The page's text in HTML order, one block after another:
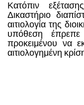
Κατόπιν
Δικαστήριο
αιτιολογία της
υπόθεση έπρεπε
προκειμένου να
αιτιολογημένη